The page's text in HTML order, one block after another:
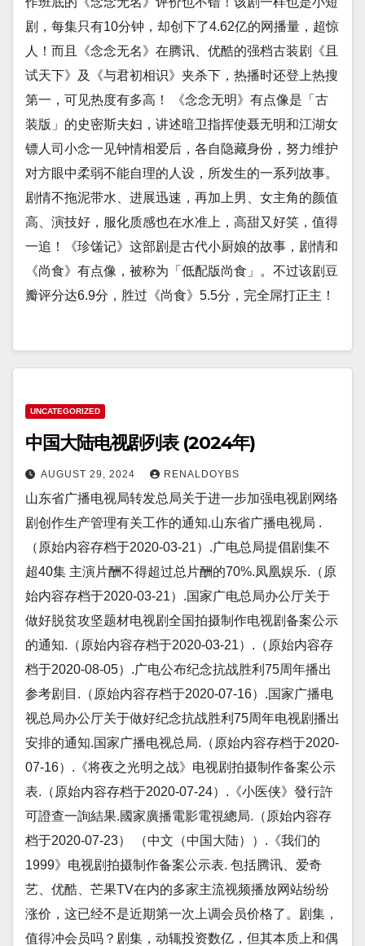
剧，每集只有10分钟，却创下了4.62亿的网播量，超惊
人！而且《念念无名》在腾讯、优酷的强档古装剧《且
试天下》及《与君初相识》夹杀下，热播时还登上热搜
第一，可见热度有多高！ 《念念无明》有点像是「古
装版」的史密斯夫妇，讲述暗卫指挥使聂无明和江湖女
镖人司小念一见钟情相爱后，各自隐藏身份，努力维护
对方眼中柔弱不能自理的人设，所发生的一系列故事。
剧情不拖泥带水、进展迅速，再加上男、女主角的颜值
高、演技好，服化质感也在水准上，高甜又好笑，值得
一追！《珍馐记》这部剧是古代小厨娘的故事，剧情和
《尚食》有点像，被称为「低配版尚食」。不过该剧豆
瓣评分达6.9分，胜过《尚食》5.5分，完全屌打正主！
UNCATEGORIZED
中国大陆电视剧列表 (2024年)
AUGUST 29, 2024 RENALDOYBS
山东省广播电视局转发总局关于进一步加强电视剧网络
剧创作生产管理有关工作的通知.山东省广播电视局 .
（原始内容存档于2020-03-21）.广电总局提倡剧集不
超40集 主演片酬不得超过总片酬的70%.凤凰娱乐.（原
始内容存档于2020-03-21）.国家广电总局办公厅关于
做好脱贫攻坚题材电视剧全国拍摄制作电视剧备案公示
的通知.（原始内容存档于2020-03-21）.（原始内容存
档于2020-08-05）.广电公布纪念抗战胜利75周年播出
参考剧目.（原始内容存档于2020-07-16）.国家广播电
视总局办公厅关于做好纪念抗战胜利75周年电视剧播出
安排的通知.国家广播电视总局.（原始内容存档于2020-
07-16）.《将夜之光明之战》电视剧拍摄制作备案公示
表.（原始内容存档于2020-07-24）.《小医侠》發行許
可證查一詢結果.國家廣播電影電視總局.（原始内容存
档于2020-07-23） （中文（中国大陆））.《我们的
1999》电视剧拍摄制作备案公示表. 包括腾讯、爱奇
艺、优酷、芒果TV在内的多家主流视频播放网站纷纷
涨价，这已经不是近期第一次上调会员价格了。剧集，
值得冲会员吗？剧集，动辄投资数亿，但其本质上和偶